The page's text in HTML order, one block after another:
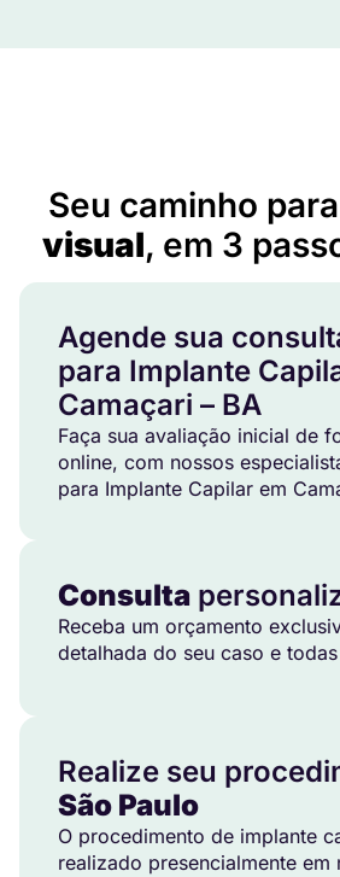
Seu caminho
visual, em 3
Agende sua
para Implante
Camaçari – BA
Faça sua avaliação inicial de
online, com nossos
para Implante Capilar em
Consulta
Receba um orçamento
detalhada do seu caso e
Realize seu
São Paulo
O procedimento de implante
realizado presencialmente em